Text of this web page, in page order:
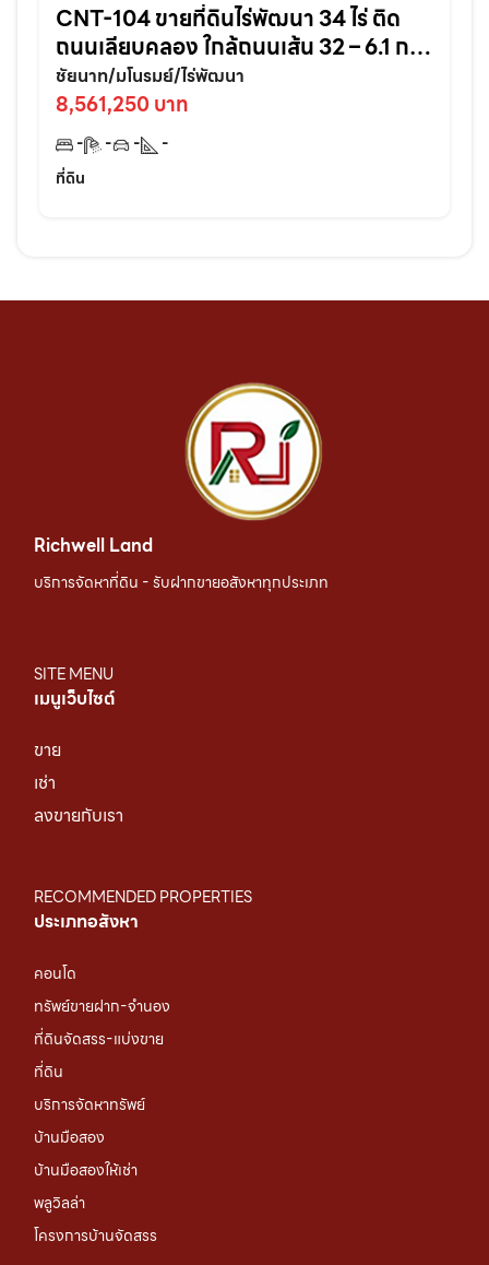
CNT-104 ขายที่ดินไร่พัฒนา 34 ไร่ ติด
ถนนเลียบคลอง ใกล้ถนนเส้น 32 – 6.1 กม.
มโนรมย์ จ.ชัยนาท
ชัยนาท/มโนรมย์/ไร่พัฒนา
8,561,250 บาท
- - -
-
ที่ดิน
Richwell Land
บริการจัดหาที่ดิน - รับฝากขายอสังหาทุกประเภท
SITE MENU
เมนูเว็บไซต์
ขาย
เช่า
ลงขายกับเรา
RECOMMENDED PROPERTIES
ประเภทอสังหา
คอนโด
ทรัพย์ขายฝาก-จำนอง
ที่ดินจัดสรร-แบ่งขาย
ที่ดิน
บริการจัดหาทรัพย์
บ้านมือสอง
บ้านมือสองให้เช่า
พลูวิลล่า
โครงการบ้านจัดสรร